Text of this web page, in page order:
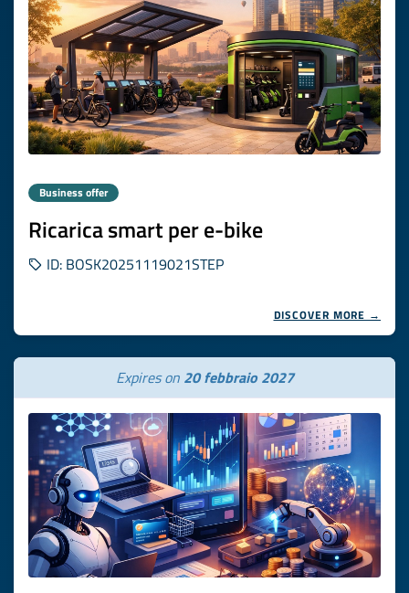
Business offer
Ricarica smart per e-bike
ID: BOSK20251119021STEP
DISCOVER MORE →
Expires on 20 febbraio 2027